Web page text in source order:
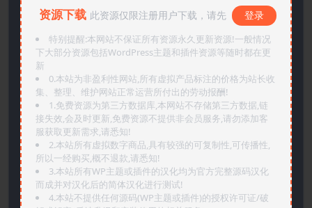
资源下载 此资源仅限注册用户下载，请先 登录
特别提醒:本网站不保证所有资源永久更新资源!一般情况
下大部分资源包括WordPress主题和插件资源等随时都在更
新
0.本站为非盈利性网站,所有虚拟产品标注的价格为站长收
集、整理、维护网站正常运营所付出的劳动报酬!
1.免费资源为第三方数据库,本网站不存储第三方数据,链
接失效,会及时更新,免费资源不提供非会员服务,请勿添加客
服获取更新需求,请悉知!
2.本站所有虚拟数字商品,具有较强的可复制性,可传播性,
所以一经购买,概不退款,请悉知!
3.本站所有WP主题或插件的汉化均为官方完整源码汉化
而成并对汉化后的简体汉化进行测试!
4.本站不提供任何源码(WP主题或插件)的授权许可证/破